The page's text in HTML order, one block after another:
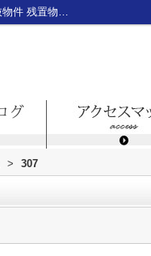
神戸市中央区加納町４丁目の賃貸物件307｜防犯カメラ エレベーター2基 2駅利用可 居抜物件 残置物有 スナック向き BAR向き｜神戸三宮のテナント・貸店舗・貸事務所なら神戸と大阪の不動産株式会社
> 307